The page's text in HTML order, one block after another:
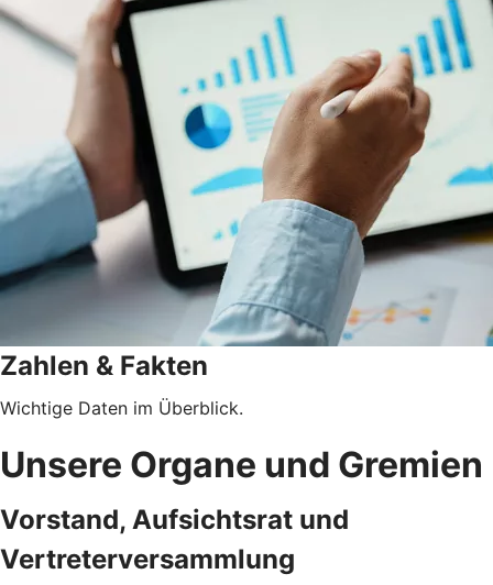
Zahlen & Fakten
Wichtige Daten im Überblick.
Unsere Organe und Gremien
Vorstand, Aufsichtsrat und
Vertreterversammlung